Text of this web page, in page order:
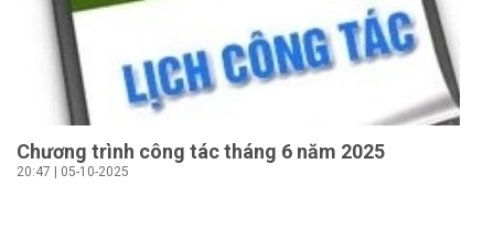
Chương trình công tác tháng 6 năm 2025
20:47 | 05-10-2025